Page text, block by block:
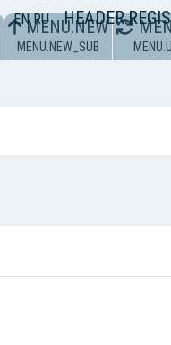
ENRU
MENU.NEW
MENU.NEW_SUB